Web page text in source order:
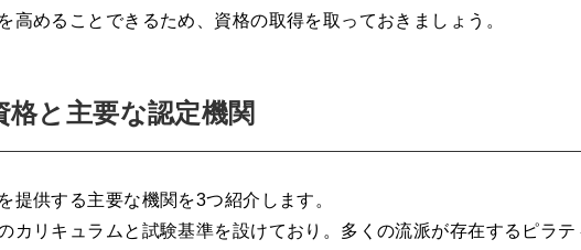
高めることできるため、資格の取得を取っておきましょう。
と主要な認定機関
提供する主要な機関を3つ紹介します。
カリキュラムと試験基準を設けており。多くの流派が存在するピラ